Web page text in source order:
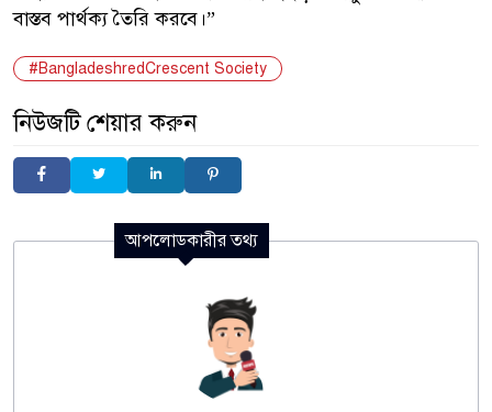
বাস্তব পার্থক্য তৈরি করবে।”
#BangladeshredCrescent Society
নিউজটি শেয়ার করুন
আপলোডকারীর তথ্য